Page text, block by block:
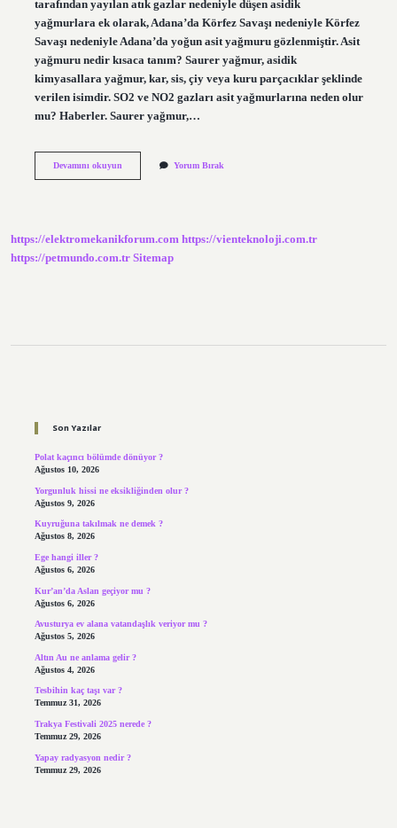
tarafından yayılan atık gazlar nedeniyle düşen asidik
yağmurlara ek olarak, Adana’da Körfez Savaşı nedeniyle Körfez
Savaşı nedeniyle Adana’da yoğun asit yağmuru gözlenmiştir. Asit
yağmuru nedir kısaca tanım? Saurer yağmur, asidik
kimyasallara yağmur, kar, sis, çiy veya kuru parçacıklar şeklinde
verilen isimdir. SO2 ve NO2 gazları asit yağmurlarına neden olur
mu? Haberler. Saurer yağmur,…
Devamını okuyunAsit
Yorum Bırak
https://elektromekanikforum.com https://vienteknoloji.com.tr
https://petmundo.com.tr Sitemap
Son Yazılar
Polat kaçıncı bölümde dönüyor ?
Ağustos 10, 2026
Yorgunluk hissi ne eksikliğinden olur ?
Ağustos 9, 2026
Kuyruğuna takılmak ne demek ?
Ağustos 8, 2026
Ege hangi iller ?
Ağustos 6, 2026
Kur’an’da Aslan geçiyor mu ?
Ağustos 6, 2026
Avusturya ev alana vatandaşlık veriyor mu ?
Ağustos 5, 2026
Altın Au ne anlama gelir ?
Ağustos 4, 2026
Tesbihin kaç taşı var ?
Temmuz 31, 2026
Trakya Festivali 2025 nerede ?
Temmuz 29, 2026
Yapay radyasyon nedir ?
Temmuz 29, 2026